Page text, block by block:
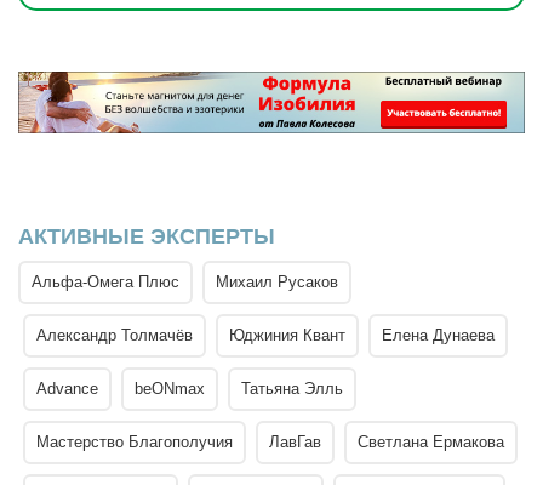
АКТИВНЫЕ ЭКСПЕРТЫ
Альфа-Омега Плюс Михаил Русаков
Александр Толмачёв Юджиния Квант Елена Дунаева
Advance beONmax Татьяна Элль
Мастерство Благополучия ЛавГав Светлана Ермакова